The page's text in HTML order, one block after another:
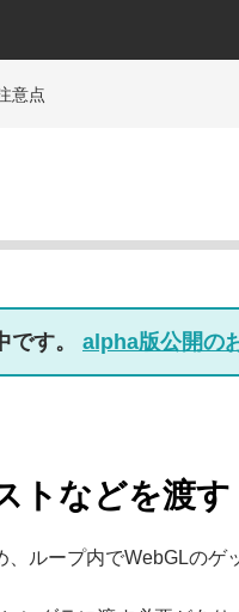
意点
です。 alpha版公開の
トなどを渡す
ループ内でWebGLの